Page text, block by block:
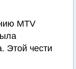
MTV
Этой чести